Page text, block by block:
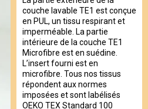
couche lavable TE1 est conçue
en PUL, un tissu respirant et
imperméable. La partie
intérieure de la couche TE1
Microfibre est en suédine.
L’insert fourni est en
microfibre. Tous nos tissus
répondent aux normes
imposées et sont labélisés
OEKO TEX Standard 100